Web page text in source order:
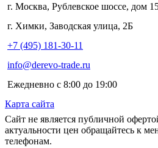
г. Москва, Рублевское шоссе, дом
г. Химки, Заводская улица, 2Б
+7 (495) 181-30-11
info@derevo-trade.ru
Ежедневно с 8:00 до 19:00
Карта сайта
Сайт не является публичной
актуальности цен обращайтесь к
телефонам.